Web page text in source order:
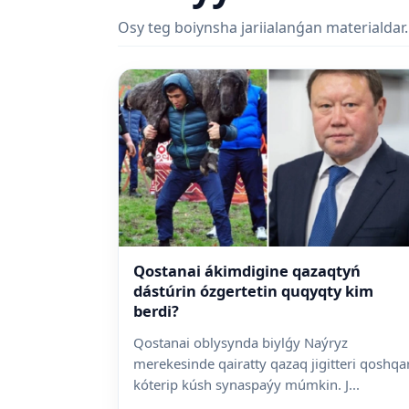
Osy teg boiynsha jariialanǵan materialdar.
Qostanai ákimdigine qazaqtyń
dástúrin ózgertetin quqyqty kim
berdi?
Qostanai oblysynda biylǵy Naýryz
merekesinde qairatty qazaq jigitteri
kóterip kúsh synaspaýy múmkin. J...